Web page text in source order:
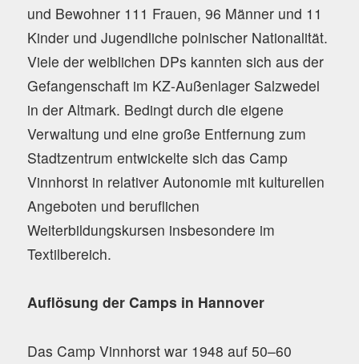
und Bewohner 111 Frauen, 96 Männer und 11
Kinder und Jugendliche polnischer Nationalität.
Viele der weiblichen DPs kannten sich aus der
Gefangenschaft im KZ-Außenlager Salzwedel
in der Altmark. Bedingt durch die eigene
Verwaltung und eine große Entfernung zum
Stadtzentrum entwickelte sich das Camp
Vinnhorst in relativer Autonomie mit kulturellen
Angeboten und beruflichen
Weiterbildungskursen insbesondere im
Textilbereich.
Auflösung der Camps in Hannover
Das Camp Vinnhorst war 1948 auf 50–60